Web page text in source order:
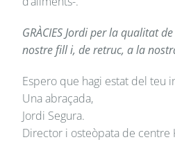
GRÀCIES Jordi per la qualitat
nostre fill i, de retruc, a la
Espero que hagi estat del teu
Una abraçada,
Jordi Segura.
Director i osteòpata de centre